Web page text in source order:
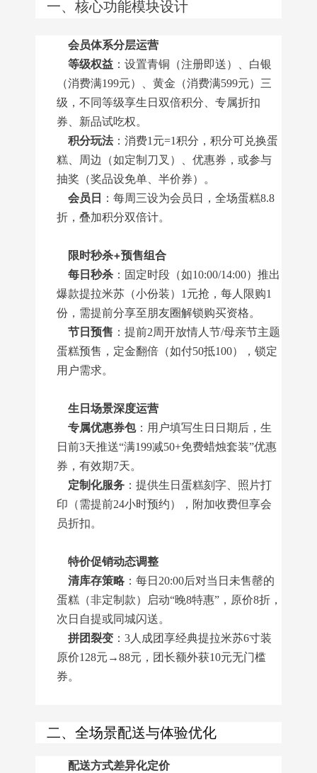
一、核心功能模块设计
会员体系分层运营
等级权益 ：设置青铜（注册即送）、白银
（消费满199元）、黄金（消费满599元）三
级，不同等级享生日双倍积分、专属折扣
券、新品试吃权。
积分玩法：消费1元=1积分，积分可兑换蛋
糕、周边（如定制刀叉）、优惠券，或参与
抽奖（奖品设免单、半价券）。
会员日 ：每周三设为会员日，全场蛋糕8.8
折，叠加积分双倍计。
限时秒杀+预售组合
每日秒杀 ：固定时段（如10:00/14:00）推出
爆款提拉米苏（小份装）1元抢，每人限购1
份，需提前分享至朋友圈解锁购买资格。
节日预售 ：提前2周开放情人节/母亲节主题
蛋糕预售，定金翻倍（如付50抵100），锁定
用户需求。
生日场景深度运营
专属优惠券包：用户填写生日日期后，生
日前3天推送“满199减50+免费蜡烛套装”优惠
券，有效期7天。
定制化服务 ：提供生日蛋糕刻字、照片打
印（需提前24小时预约），附加收费但享会
员折扣。
特价促销动态调整
清库存策略 ：每日20:00后对当日未售罄的
蛋糕（非定制款）启动“晚8特惠”，原价8折，
次日自提或同城闪送。
拼团裂变 ：3人成团享经典提拉米苏6寸装
原价128元→88元，团长额外获10元无门槛
券。
二、全场景配送与体验优化
配送方式差异化定价